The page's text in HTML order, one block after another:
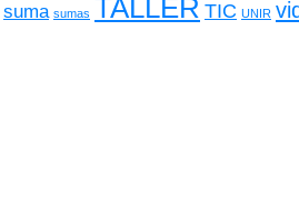
suma sumas TALLER TIC UNIR